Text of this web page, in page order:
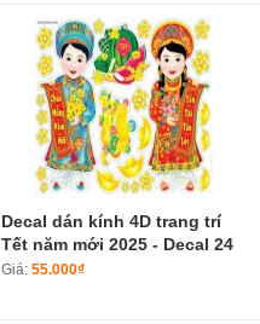
Decal dán kính 4D trang trí
Tết năm mới 2025 - Decal 24
Giá: 55.000₫